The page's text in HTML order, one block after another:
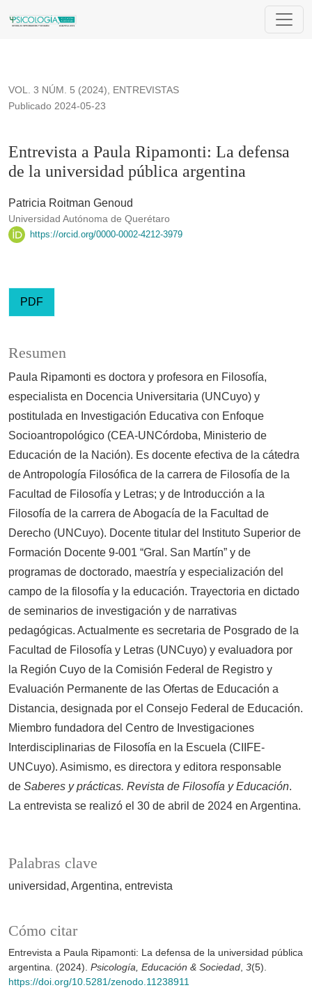
Entrevista a Paula Ripamonti: La defensa de la universidad
VOL. 3 NÚM. 5 (2024), ENTREVISTAS
Entrevista a Paula Ripamonti: La defensa
de la universidad pública argentina
Publicado 2024-05-23
Patricia Roitman Genoud
Universidad Autónoma de Querétaro
https://orcid.org/0000-0002-4212-3979
PDF
Palabras clave
universidad Argentina entrevista
Cómo citar
Entrevista a Paula Ripamonti: La defensa de la universidad pública
argentina. (2024). Psicología, Educación & Sociedad, 3(5).
https://doi.org/10.5281/zenodo.11238911
Resumen
Paula Ripamonti es doctora y profesora en Filosofía,
especialista en Docencia Universitaria (UNCuyo) y
postitulada en Investigación Educativa con Enfoque
Socioantropológico (CEA-UNCórdoba, Ministerio de
Educación de la Nación). Es docente efectiva de la cátedra
de Antropología Filosófica de la carrera de Filosofía de la
Facultad de Filosofía y Letras; y de Introducción a la
Filosofía de la carrera de Abogacía de la Facultad de
Derecho (UNCuyo). Docente titular del Instituto Superior de
Formación Docente 9-001 “Gral. San Martín” y de
programas de doctorado, maestría y especialización del
campo de la filosofía y la educación. Trayectoria en dictado
de seminarios de investigación y de narrativas
pedagógicas. Actualmente es secretaria de Posgrado de la
Facultad de Filosofía y Letras (UNCuyo) y evaluadora por
la Región Cuyo de la Comisión Federal de Registro y
Evaluación Permanente de las Ofertas de Educación a
Distancia, designada por el Consejo Federal de Educación.
Miembro fundadora del Centro de Investigaciones
Interdisciplinarias de Filosofía en la Escuela (CIIFE-
UNCuyo). Asimismo, es directora y editora responsable
de Saberes y prácticas. Revista de Filosofía y Educación.
La entrevista se realizó el 30 de abril de 2024 en Argentina.